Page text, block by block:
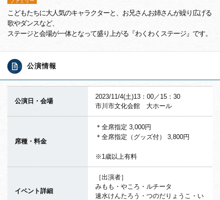
こどもたちに大人気のキャラクターと、お兄さんお姉さんが繰り広げる
歌やダンスなど、
ステージと会場が一体となって盛り上がる『わくわくステージ』です。
公演情報
公演日・会場
2023/11/4(土)13：00／15：30
市川市文化会館 大ホール
席種・料金
＊全席指定 3,000円
＊全席指定（グッズ付） 3,800円
※1歳以上有料
イベント詳細
［出演者］
みもも・やころ・ルチータ
速水けんたろう・つのだりょうこ・い